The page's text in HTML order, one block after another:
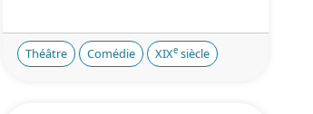
Théâtre Comédie XIXe siècle